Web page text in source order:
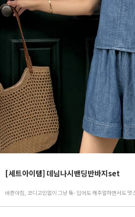
[세트아이템] 데님나시밴딩반바지set
바쁜아침, 코디고민없이 그냥 툭- 입어도 캐주얼하면서도